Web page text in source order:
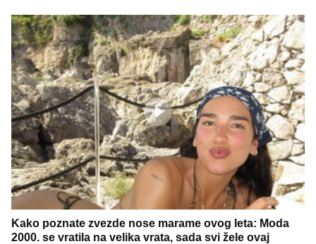
Kako poznate zvezde nose marame ovog leta: Moda
2000. se vratila na velika vrata, sada svi žele ovaj